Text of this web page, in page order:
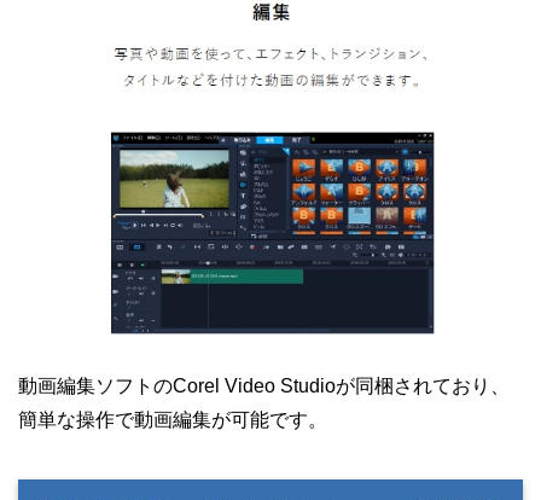
動画編集ソフトのCorel Video Studioが同梱されており、
簡単な操作で動画編集が可能です。